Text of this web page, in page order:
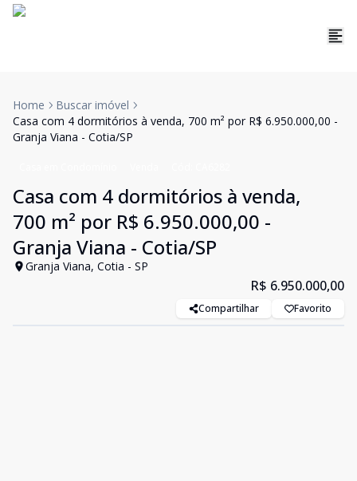
Home
Buscar imóvel
Casa com 4 dormitórios à venda, 700 m² por R$ 6.950.000,00 -
Granja Viana - Cotia/SP
Casa com 4 dormitórios à venda,
700 m² por R$ 6.950.000,00 -
Granja Viana - Cotia/SP
Granja Viana, Cotia - SP
R$ 6.950.000,00
Compartilhar Favorito